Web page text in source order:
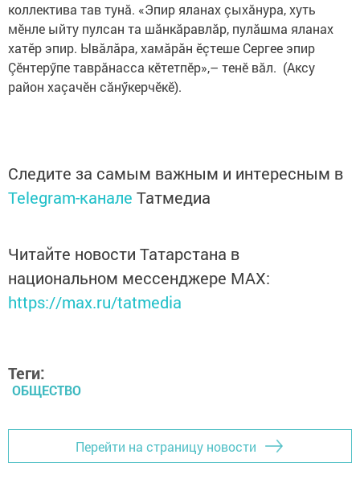
коллектива тав тунă. «Эпир яланах çыхăнура, хуть
мӗнле ыйту пулсан та шăнкăравлăр, пулăшма яланах
хатӗр эпир. Ывăлăра, хамăрăн ӗçтеше Сергее эпир
Çӗнтерӳпе таврăнасса кӗтетпӗр»,– тенӗ вăл. (Аксу
район хаçачӗн сăнӳкерчӗкӗ).
Следите за самым важным и интересным в
Telegram-канале Татмедиа
Читайте новости Татарстана в
национальном мессенджере MАХ:
https://max.ru/tatmedia
Теги:
ОБЩЕСТВО
Перейти на страницу новости